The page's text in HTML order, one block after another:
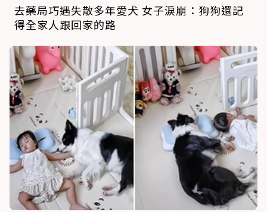
去藥局巧遇失散多年愛犬 女子淚崩：狗狗還記
得全家人跟回家的路